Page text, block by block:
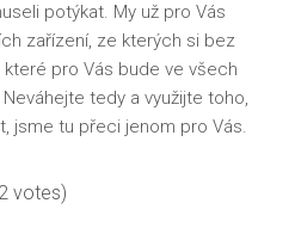
potýkat. My už pro Vás
zařízení, ze kterých si bez
pro Vás bude ve všech
tedy a využijte toho,
jsme tu přeci jenom pro Vás.
votes)